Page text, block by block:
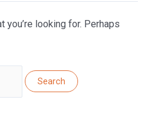
you’re looking for. Perhaps